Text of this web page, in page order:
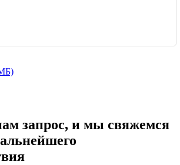
запрос, и мы свяжемся